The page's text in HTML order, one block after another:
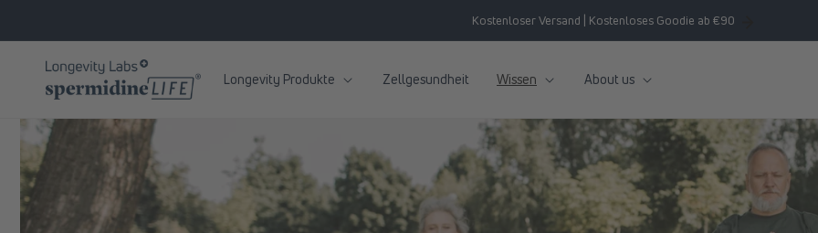
Inhalt
Kostenloser Versand | Kostenloses Goodie ab €90
Longevity Produkte Zellgesundheit Wissen About us